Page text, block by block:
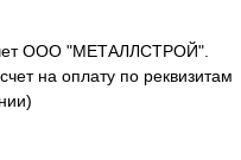
ООО "МЕТАЛЛСТРОЙ".
на оплату по реквизитам